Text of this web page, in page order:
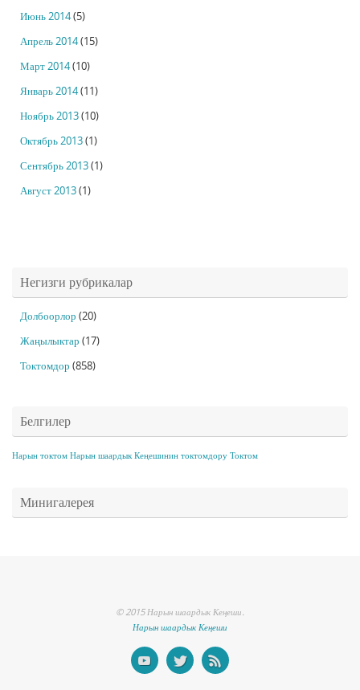
Июнь 2014(5)
Апрель 2014(15)
Март 2014(10)
Январь 2014(11)
Ноябрь 2013(10)
Октябрь 2013(1)
Сентябрь 2013(1)
Август 2013(1)
Негизги рубрикалар
Долбоорлор (20)
Жаңылыктар (17)
Токтомдор (858)
Белгилер
Нарын токтом Нарын шаардык Кеңешинин токтомдору Токтом
Минигалерея
© 2015 Нарын шаардык Кеңеши.
Нарын шаардык Кеңеши